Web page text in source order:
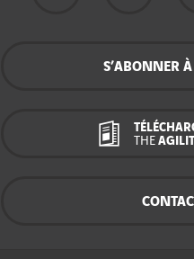
S’ABONNER
THE